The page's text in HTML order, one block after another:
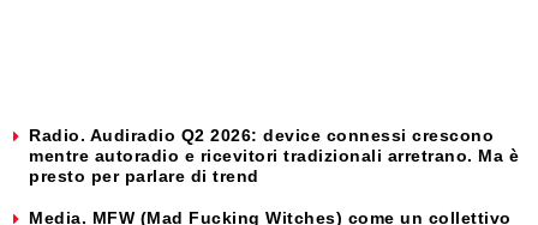
Radio. Audiradio Q2 2026: device connessi crescono
mentre autoradio e ricevitori tradizionali arretrano. Ma è
presto per parlare di trend
Media. MFW (Mad Fucking Witches) come un collettivo